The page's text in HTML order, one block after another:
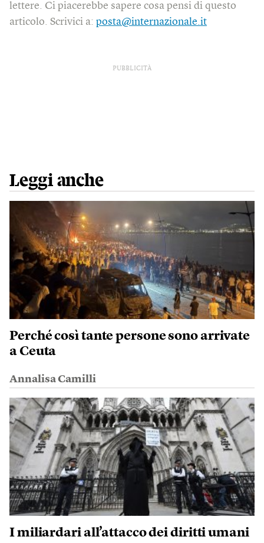
lettere. Ci piacerebbe sapere cosa pensi di questo
articolo. Scrivici a: posta@internazionale.it
PUBBLICITÀ
Leggi anche
Perché così tante persone sono arrivate
a Ceuta
Annalisa Camilli
I miliardari all’attacco dei diritti umani